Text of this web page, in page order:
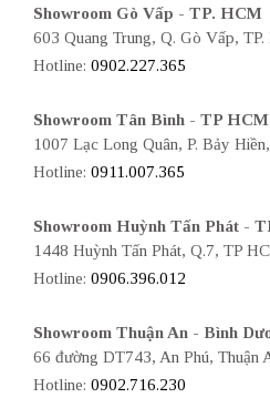
Showroom Gò Vấp - TP. HCM
603 Quang Trung, Q. Gò Vấp,
Hotline: 0902.227.365
Showroom Tân Bình - TP HCM
1007 Lạc Long Quân, P. Bảy
Hotline: 0911.007.365
Showroom Huỳnh Tấn Phát -
1448 Huỳnh Tấn Phát, Q.7, TP
Hotline: 0906.396.012
Showroom Thuận An - Bình
66 đường DT743, An Phú, Thuận
Hotline: 0902.716.230